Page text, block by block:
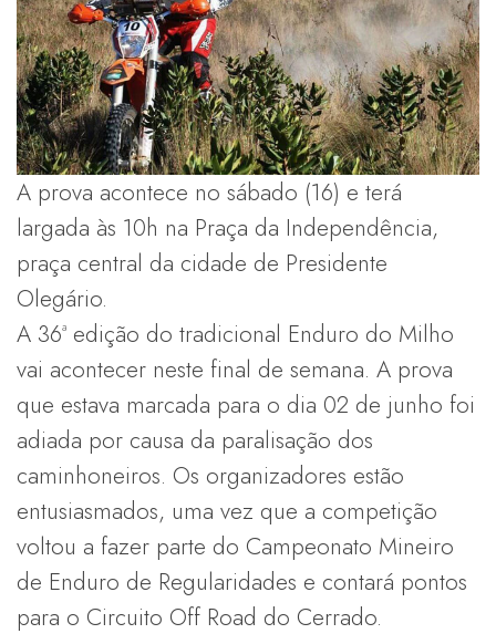
A prova acontece no sábado (16) e terá
largada às 10h na Praça da Independência,
praça central da cidade de Presidente
Olegário.
A 36ª edição do tradicional Enduro do Milho
vai acontecer neste final de semana. A prova
que estava marcada para o dia 02 de junho foi
adiada por causa da paralisação dos
caminhoneiros. Os organizadores estão
entusiasmados, uma vez que a competição
voltou a fazer parte do Campeonato Mineiro
de Enduro de Regularidades e contará pontos
para o Circuito Off Road do Cerrado.